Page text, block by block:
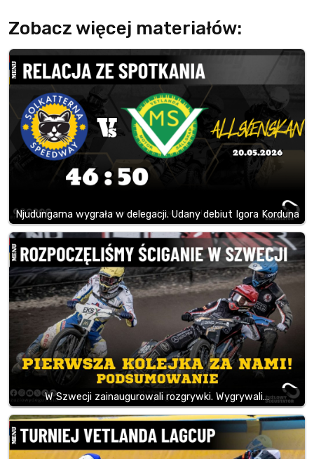
Zobacz więcej materiałów:
Njudungarna wygrała w delegacji. Udany debiut Igora Korduna
W Szwecji zainaugurowali rozgrywki. Wygrywali…